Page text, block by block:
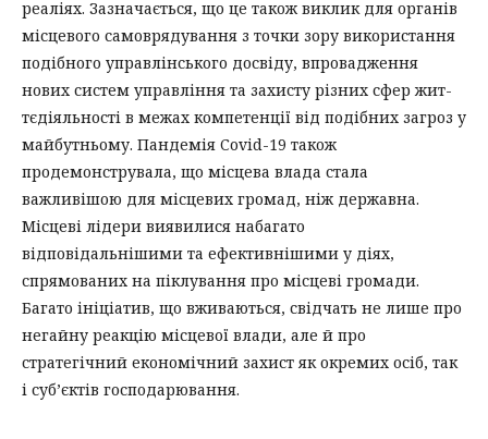
реаліях. Зазначається, що це також виклик для органів
місцевого самоврядування з точки зору використання
подібного управлінського досвіду, впровадження
нових систем управління та захисту різних сфер жит-
тєдіяльності в межах компетенції від подібних загроз у
майбутньому. Пандемія Covid-19 також
продемонструвала, що місцева влада стала
важливішою для місцевих громад, ніж державна.
Місцеві лідери виявилися набагато
відповідальнішими та ефективнішими у діях,
спрямованих на піклування про місцеві громади.
Багато ініціатив, що вживаються, свідчать не лише про
негайну реакцію місцевої влади, але й про
стратегічний економічний захист як окремих осіб, так
і суб’єктів господарювання.